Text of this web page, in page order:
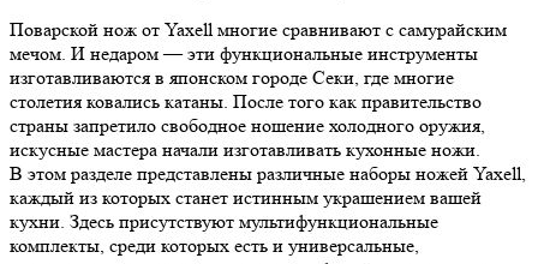
Поварской нож от Yaxell многие сравнивают с самурайским
мечом. И недаром — эти функциональные инструменты
изготавливаются в японском городе Секи, где многие
столетия ковались катаны. После того как правительство
страны запретило свободное ношение холодного оружия,
искусные мастера начали изготавливать кухонные ножи.
В этом разделе представлены различные наборы ножей Yaxell,
каждый из которых станет истинным украшением вашей
кухни. Здесь присутствуют мультифункциональные
комплекты, среди которых есть и универсальные,